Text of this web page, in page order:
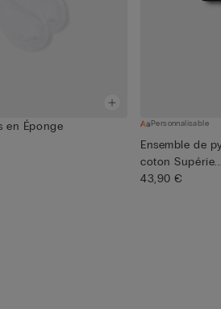
en Éponge
Personnalisable
Ensemble de
coton Supérie...
43,90 €